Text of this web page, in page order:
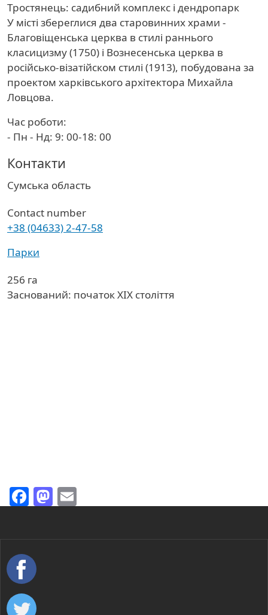
Тростянець: садибний комплекс і дендропарк
У місті збереглися два старовинних храми -
Благовіщенська церква в стилі раннього
класицизму (1750) і Вознесенська церква в
російсько-візатійском стилі (1913), побудована за
проектом харківського архітектора Михайла
Ловцова.
Час роботи:
- Пн - Нд: 9: 00-18: 00
Контакти
Область
Сумська область
Contact number
+38 (04633) 2-47-58
Парки
256 га
Заснований: початок XIX століття
Facebook
Mastodon